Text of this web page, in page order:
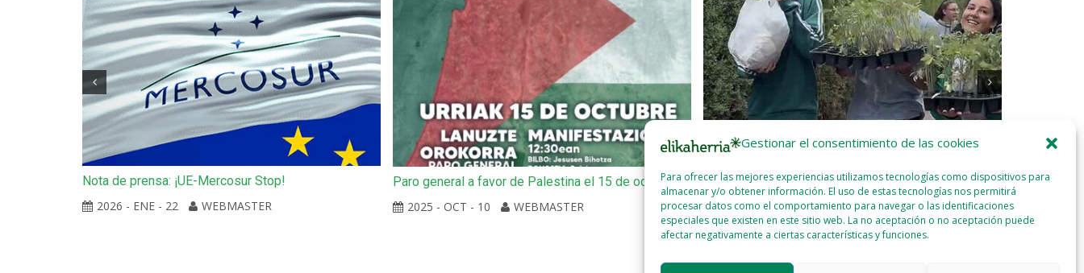
Gestionar el consentimiento de las cookies
Para ofrecer las mejores experiencias utilizamos tecnologías como dispositivos para
almacenar y/o obtener información. El uso de estas tecnologías nos permitirá
procesar datos como el comportamiento para navegar o las identificaciones
especiales que existen en este sitio web. La no aceptación o no aceptación puede
afectar negativamente a ciertas características y funciones.
Nota de prensa: ¡UE-Mercosur Stop!
2026 - ENE - 22
WEBMASTER
Paro general a favor de Palestina el 15 de octubre
2025 - OCT - 10
WEBMASTER
Aitor García y Eider Etxeberria: «Todos los que
vienen a la huerta tienen ganas de volver»
2025 - JUN - 17
WEBMASTER
nuevo